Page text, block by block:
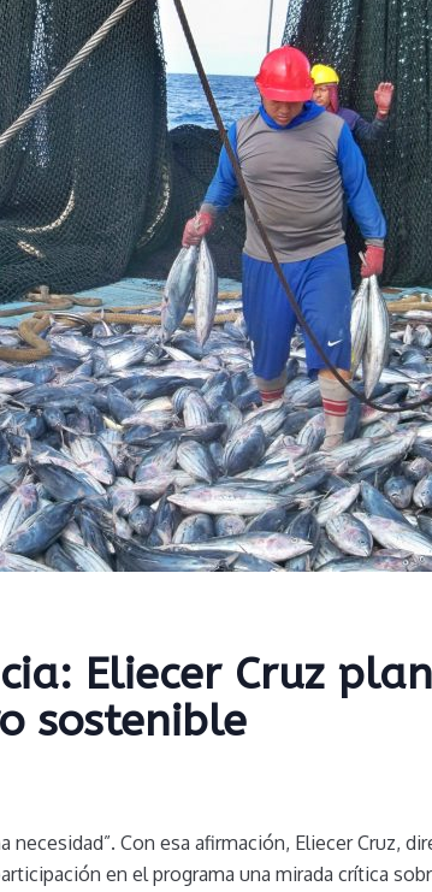
Eliecer Cruz
sostenible
necesidad”. Con esa afirmación, Eliecer Cruz,
en el programa una mirada crítica